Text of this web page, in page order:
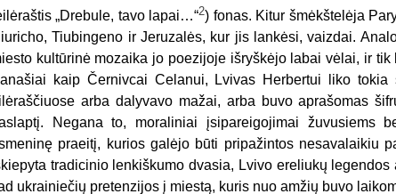
„Drebule, tavo lapai…“2) fonas. Kitur šmėkštelėja
Tiubingeno ir Jeruzalės, kur jis lankėsi, vaizdai.
kultūrinė mozaika jo poezijoje išryškėjo labai vėlai, ir
kaip Černivcai Celanui, Lvivas Herbertui liko
arba dalyvavo mažai, arba buvo aprašomas
Negana to, moraliniai įsipareigojimai žuvusiems
praeitį, kurios galėjo būti pripažintos nesavalaikiu
tradicinio lenkiškumo dvasia, Lvivo ereliukų
ukrainiečių pretenzijos į miestą, kuris nuo amžių buvo